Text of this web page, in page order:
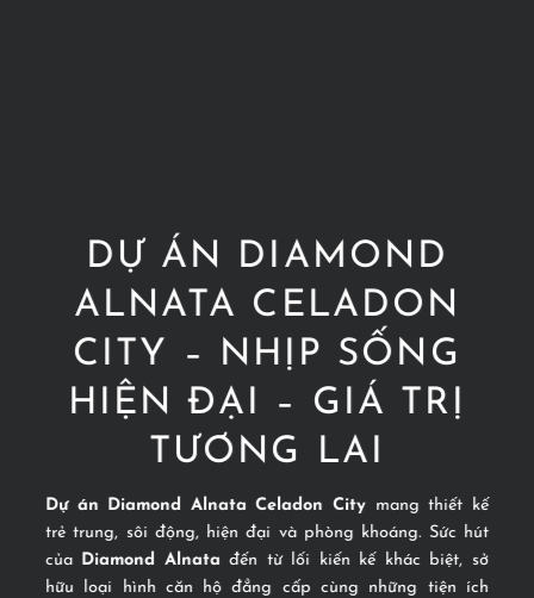
DỰ ÁN DIAMOND
ALNATA CELADON
CITY – NHỊP SỐNG
HIỆN ĐẠI – GIÁ TRỊ
TƯƠNG LAI
Dự án Diamond Alnata Celadon City mang thiết kế
trẻ trung, sôi động, hiện đại và phòng khoáng. Sức hút
của
Diamond Alnata đến từ lối kiến kế khác biệt, sở
hữu loại hình căn hộ đẳng cấp cùng những tiện ích